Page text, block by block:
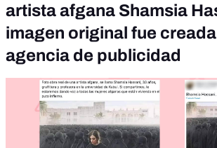
artista afgana Shamsia
imagen original fue
agencia de publicidad